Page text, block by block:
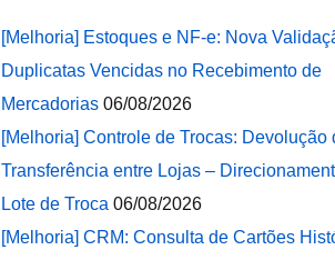
[Melhoria] Estoques e NF-e: Nova
Duplicatas Vencidas no Recebimento de
Mercadorias 06/08/2026
[Melhoria] Controle de Trocas: Devolução
Transferência entre Lojas –
Lote de Troca 06/08/2026
[Melhoria] CRM: Consulta de Cartões